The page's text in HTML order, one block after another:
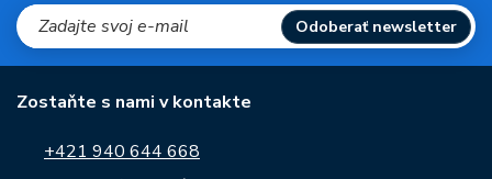
Odoberať newsletter
Zostaňte s nami v kontakte
+421 940 644 668